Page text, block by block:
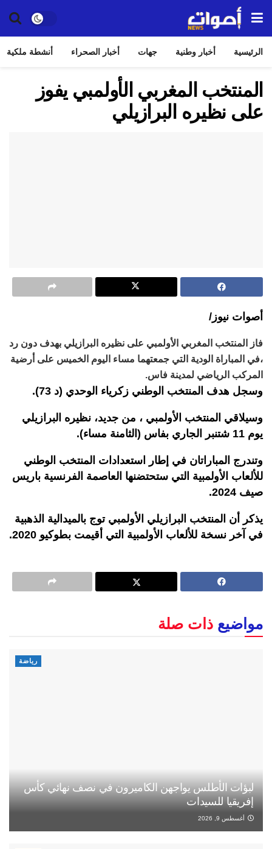
الرئيسية أخبار وطنية جهات أخبار الصحراء أنشطة ملكية
المنتخب المغربي الأولمبي يفوز
على نظيره البرازيلي
أصوات نيوز/
فاز المنتخب المغربي الأولمبي على نظيره البرازيلي بهدف دون رد
،في المباراة الودية التي جمعتهما مساء اليوم الخميس على أرضية
المركب الرياضي لمدينة فاس.
وسجل هدف المنتخب الوطني زكرياء الوحدي (د 73).
وسيلاقي المنتخب الأولمبي ، من جديد، نظيره البرازيلي
يوم 11 شتنبر الجاري بفاس (الثامنة مساء).
وتندرج المباراتان في إطار استعدادات المنتخب الوطني
للألعاب الأولمبية التي ستحتضنها العاصمة الفرنسية باريس
صيف 2024.
يذكر أن المنتخب البرازيلي الأولمبي توج بالميدالية الذهبية
في آخر نسخة للألعاب الأولمبية التي أقيمت بطوكيو 2020.
مواضيع ذات صلة
رياضة
لبؤات الأطلس يواجهن الكاميرون في نصف نهائي كأس
إفريقيا للسيدات
أغسطس 9, 2026